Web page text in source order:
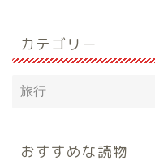
カテゴリー
おすすめな読物